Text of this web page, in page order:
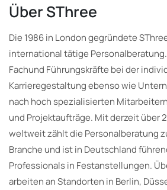
Über SThree
Die 1986 in London gegründete
international tätige
Fachund Führungskräfte bei der
Karrieregestaltung ebenso wie
nach hoch spezialisierten
und Projektaufträge. Mit derzeit über
weltweit zählt die Personalberatung
Branche und ist in Deutschland
Professionals in Festanstellungen.
arbeiten an Standorten in Berlin,